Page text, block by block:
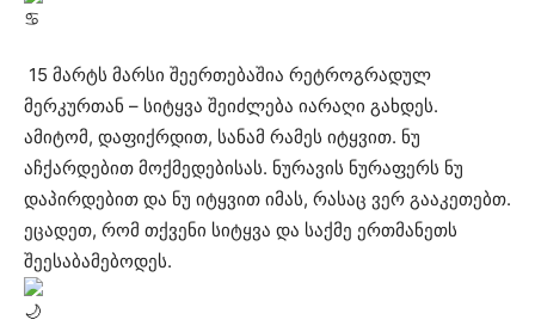
15 მარტს მარსი შეერთებაშია რეტროგრადულ
მერკურთან – სიტყვა შეიძლება იარაღი გახდეს.
ამიტომ, დაფიქრდით, სანამ რამეს იტყვით. ნუ
აჩქარდებით მოქმედებისას. ნურავის ნურაფერს ნუ
დაპირდებით და ნუ იტყვით იმას, რასაც ვერ გააკეთებთ.
ეცადეთ, რომ თქვენი სიტყვა და საქმე ერთმანეთს
შეესაბამებოდეს.